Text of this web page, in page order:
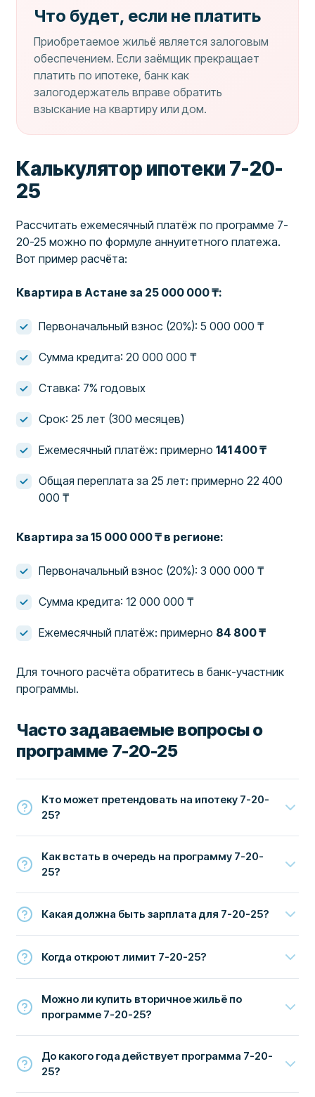
Что будет, если не платить
Приобретаемое жильё является залоговым
обеспечением. Если заёмщик прекращает
платить по ипотеке, банк как
залогодержатель вправе обратить
взыскание на квартиру или дом.
Калькулятор ипотеки 7-20-
25
Рассчитать ежемесячный платёж по программе 7-
20-25 можно по формуле аннуитетного платежа.
Вот пример расчёта:
Квартира в Астане за 25 000 000 ₸:
Первоначальный взнос (20%): 5 000 000 ₸
Сумма кредита: 20 000 000 ₸
Ставка: 7% годовых
Срок: 25 лет (300 месяцев)
Ежемесячный платёж: примерно141 400 ₸
Общая переплата за 25 лет: примерно 22 400
000 ₸
Квартира за 15 000 000 ₸ в регионе:
Первоначальный взнос (20%): 3 000 000 ₸
Сумма кредита: 12 000 000 ₸
Ежемесячный платёж: примерно 84 800 ₸
Для точного расчёта обратитесь в банк-участник
программы.
Часто задаваемые вопросы о
программе 7-20-25
Кто может претендовать на ипотеку 7-20-
25?
Как встать в очередь на программу 7-20-
25?
Какая должна быть зарплата для 7-20-25?
Когда откроют лимит 7-20-25?
Можно ли купить вторичное жильё по
программе 7-20-25?
До какого года действует программа 7-20-
25?